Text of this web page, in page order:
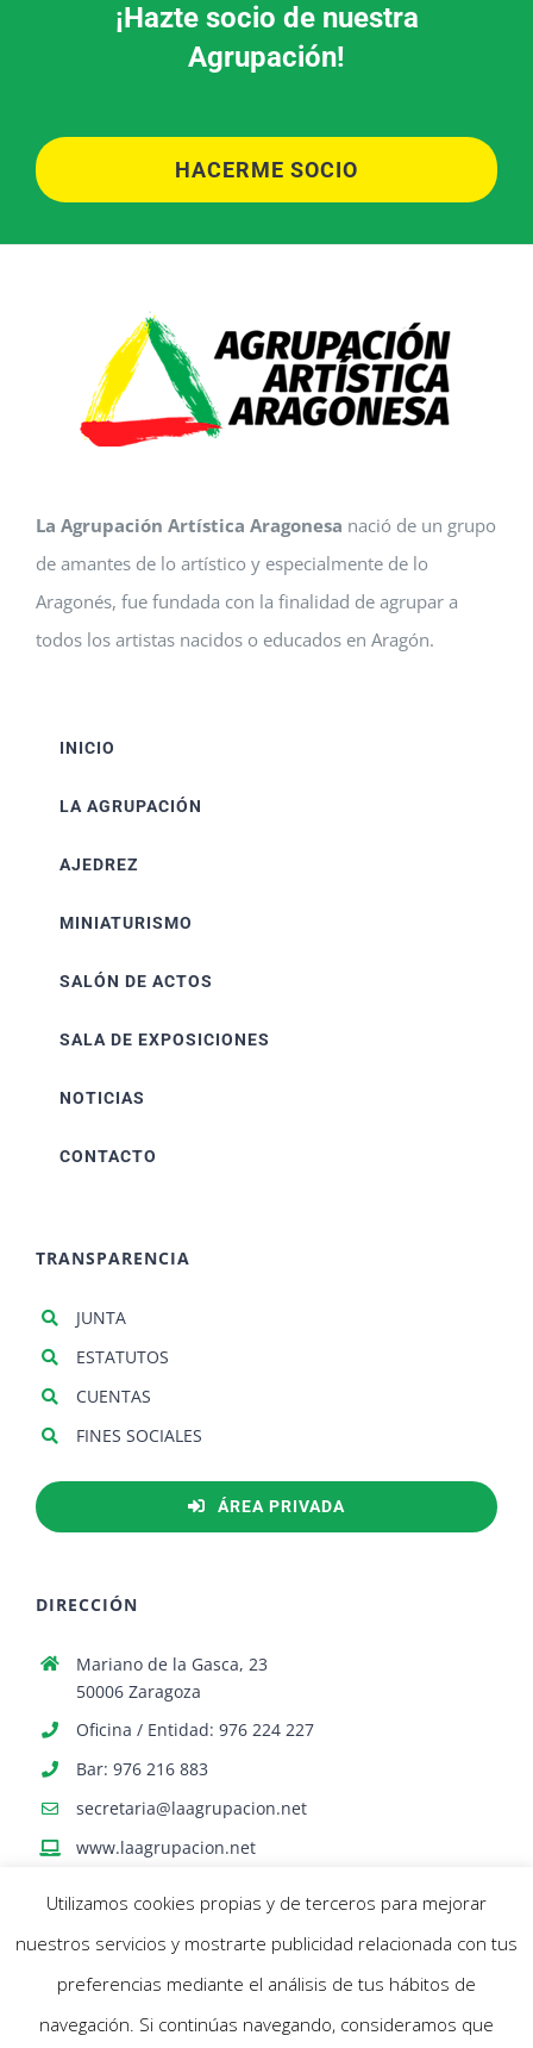
¡Hazte socio de nuestra
Agrupación!
HACERME SOCIO
La Agrupación Artística Aragonesa nació de un grupo
de amantes de lo artístico y especialmente de lo
Aragonés, fue fundada con la finalidad de agrupar a
todos los artistas nacidos o educados en Aragón.
INICIO
LA AGRUPACIÓN
AJEDREZ
MINIATURISMO
SALÓN DE ACTOS
SALA DE EXPOSICIONES
NOTICIAS
CONTACTO
TRANSPARENCIA
JUNTA
ESTATUTOS
CUENTAS
FINES SOCIALES
ÁREA PRIVADA
DIRECCIÓN
Mariano de la Gasca, 23
50006 Zaragoza
Oficina / Entidad: 976 224 227
Bar: 976 216 883
secretaria@laagrupacion.net
www.laagrupacion.net
© Agrupación Artística Aragonesa | Todos los derechos reservados |
Utilizamos cookies propias y de terceros para mejorar
nuestros servicios y mostrarte publicidad relacionada con tus
preferencias mediante el análisis de tus hábitos de
navegación. Si continúas navegando, consideramos que